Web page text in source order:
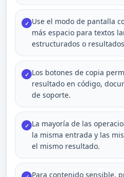
✓ Use el modo de pantalla
más espacio para textos
estructurados o
✓ Los botones de copia
resultado en código,
de soporte.
✓ La mayoría de las
la misma entrada y las
el mismo resultado.
Para contenido sensible,